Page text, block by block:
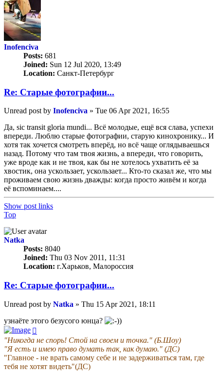
Inofenciva
Posts: 681
Joined: Sun 12 Jul 2020, 13:49
Location: Санкт-Петербург
Re: Старые фотографии...
Unread post by Inofenciva » Tue 06 Apr 2021, 16:55
Да, sic transit gloria mundi... Всё молодые, ещё вся слава, успехи
впереди. Люблю старые фотографии, старую кинохронику... И
хотя так хочется смотреть вперёд, но всё чаще оглядываешься
назад. Потому что там твоя жизнь, а впереди, что говорить,
уже вроде как и не твоя, как бы не хотелось ухватить её за
хвостик, она ускользает, ускользает... Кто-то сказал же, что мы
проживаем свою жизнь дважды: когда просто живём и когда
её вспоминаем....
Show post links
Top
Natka
Posts: 8040
Joined: Thu 03 Nov 2011, 11:31
Location: г.Харьков, Малороссия
Re: Старые фотографии...
Unread post by Natka » Thu 15 Apr 2021, 18:11
узнаёте этого безусого юнца?
"Никогда не спорь! Стой на своем и точка." (Б.Шоу)
"Я есть и имею право думать так, как думаю." (ДС)
"Главное - не врать самому себе и не задерживаться там, где
тебя не хотят видеть"(ДС)